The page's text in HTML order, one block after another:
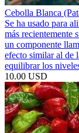
Cebolla Blanca
Se ha usado para
más recientemente
un componente
efecto similar al de
equilibrar los
10.00 USD